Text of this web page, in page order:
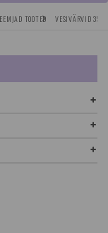
TOOTED VESIVÄRVID 35